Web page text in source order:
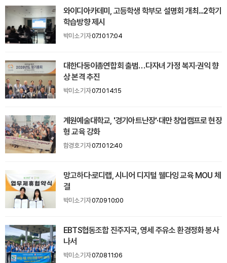
와이디아카데미, 고등학생 학부모 설명회 개최...2학기
학습방향 제시
박미소 기자07.10 17:04
대한다둥이총연합회 출범…다자녀 가정 복지·권익 향
상 본격 추진
박미소 기자07.10 14:15
계원예술대학교, '경기아트난장'·대만 창업캠프로 현장
형 교육 강화
함경호 기자07.10 12:40
망고하다·로디랩, 시니어 디지털 웰다잉 교육 MOU 체
결
박미소 기자07.09 10:00
EBTS협동조합 진주지국, 영세 주유소 환경정화 봉사
나서
박미소 기자07.08 11:06